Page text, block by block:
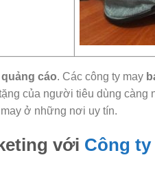
quảng cáo. Các công ty may
của người tiêu dùng càng
ở những nơi uy tín.
với Công ty